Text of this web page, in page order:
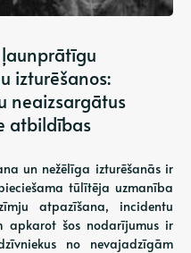
izturēšanos:
neaizsargātus
atbildības
un nežēlīga izturēšanās ir
tūlītēja uzmanība
atpazīšana, incidentu
apkarot šos nodarījumus ir
no nevajadzīgām